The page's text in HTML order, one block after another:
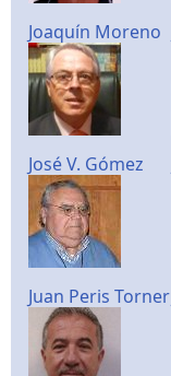
Joaquín Moreno
José V. Gómez
Juan Peris Torner